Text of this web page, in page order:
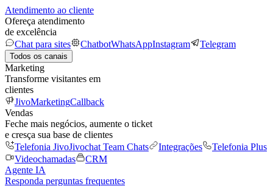
Atendimento ao cliente
Ofereça atendimento
de excelência
Chat para sites
ChatbotWhatsAppInstagram Telegram
Todos os canais
Marketing
Transforme visitantes em
clientes
JivoMarketingCallback
Vendas
Feche mais negócios, aumente o ticket
e cresça sua base de clientes
Telefonia JivoJivochat Team Chats Integrações
Telefonia Plus
Videochamadas
CRM
Agente IA
Responda perguntas frequentes